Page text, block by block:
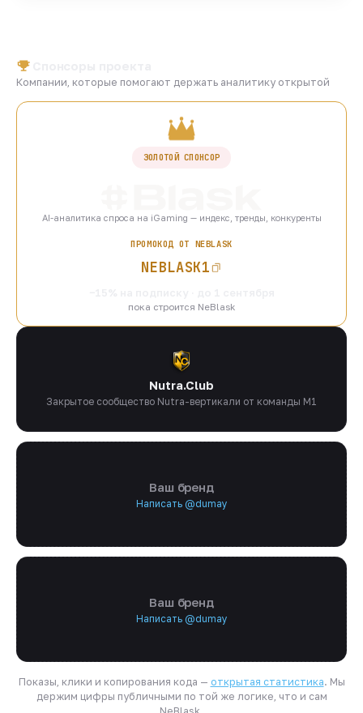
Компании, которые помогают держать аналитику открытой
ЗОЛОТОЙ СПОНСОР
AI-аналитика спроса на iGaming — индекс, тренды, конкуренты
ПРОМОКОД ОТ NEBLASK
NEBLASK1
пока строится NeBlask
Nutra.Club
Закрытое сообщество Nutra-вертикали от команды M1
Ваш бренд
Написать @dumay
Ваш бренд
Написать @dumay
Показы, клики и копирования кода — открытая статистика. Мы
держим цифры публичными по той же логике, что и сам